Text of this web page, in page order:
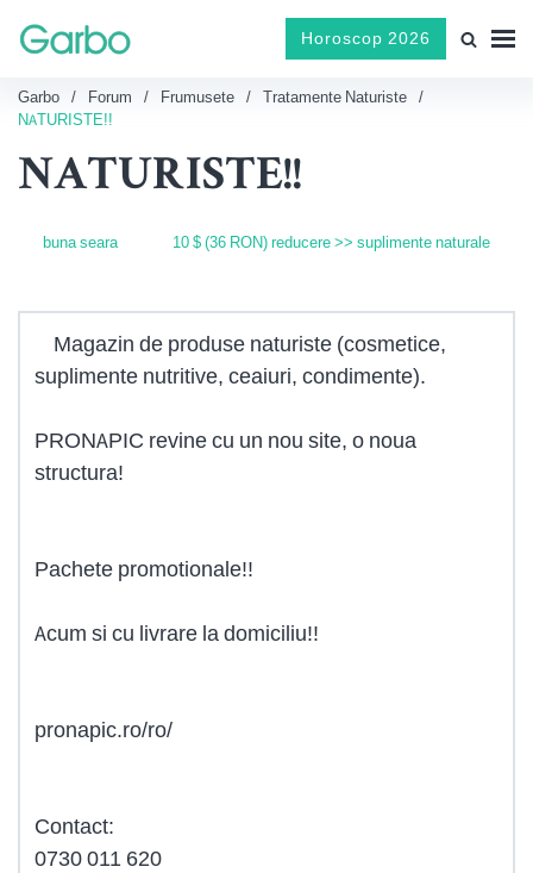
Horoscop 2026
Garbo Forum Frumusete
Tratamente Naturiste
NATURISTE!!
NATURISTE!!
buna seara 10 $ (36 RON) reducere >> suplimente naturale
Magazin de produse naturiste (cosmetice,
suplimente nutritive, ceaiuri, condimente).
PRONAPIC revine cu un nou site, o noua
structura!
Pachete promotionale!!
Acum si cu livrare la domiciliu!!
pronapic.ro/ro/
Contact:
0730 011 620